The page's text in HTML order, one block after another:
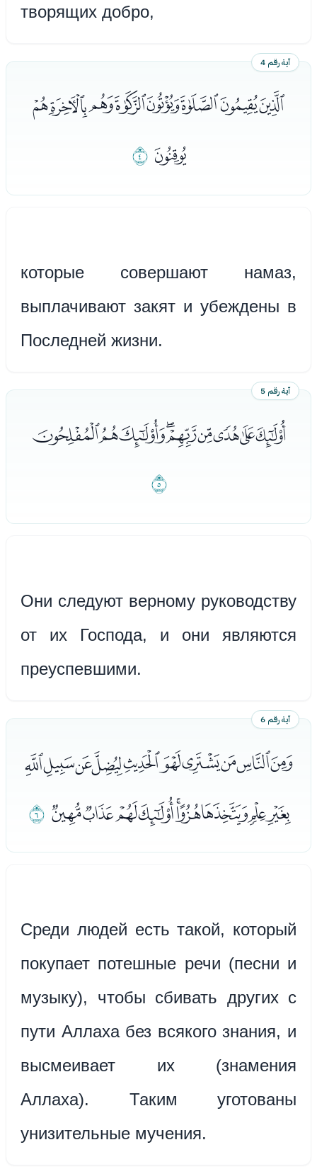
творящих добро,
آية رقم 4
ﭜﭝﭞﭟﭠﭡﭢﭣ
ﭤﭥ
которые совершают намаз,
выплачивают закят и убеждены в
Последней жизни.
آية رقم 5
ﭦﭧﭨﭩﭪﭫﭬﭭﭮ
ﭯ
Они следуют верному руководству
от их Господа, и они являются
преуспевшими.
آية رقم 6
ﭰﭱﭲﭳﭴﭵﭶﭷﭸﭹ
ﭺﭻﭼﭽﭾﭿﮀﮁﮂﮃ
Среди людей есть такой, который
покупает потешные речи (песни и
музыку), чтобы сбивать других с
пути Аллаха без всякого знания, и
высмеивает их (знамения
Аллаха). Таким уготованы
унизительные мучения.